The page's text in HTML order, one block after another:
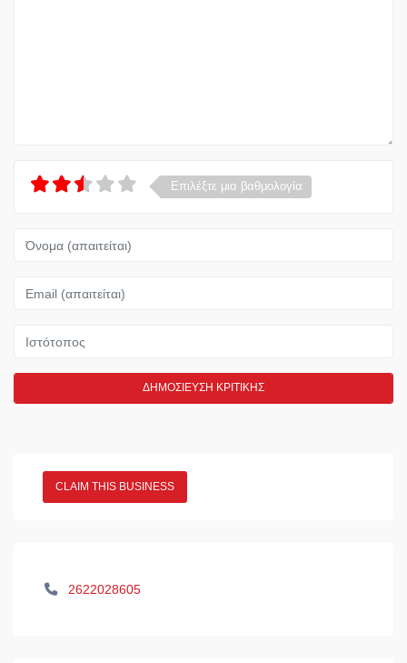
Επιλέξτε μια βαθμολογία
Όνομα
Email
Ιστότοπος
CLAIM THIS BUSINESS
2622028605